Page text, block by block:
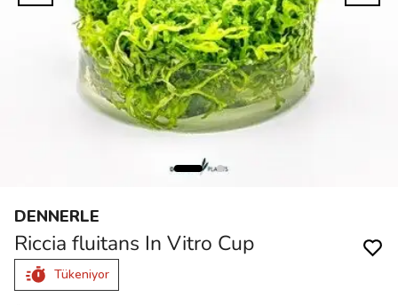
DENNERLE
Riccia fluitans In Vitro Cup
Tükeniyor